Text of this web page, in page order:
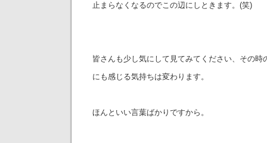
止まらなくなるのでこの辺にしときます。(笑)
皆さんも少し気にして見てみてください、その時
にも感じる気持ちは変わります。
ほんといい言葉ばかりですから。